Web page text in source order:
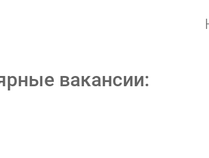
вакансии: